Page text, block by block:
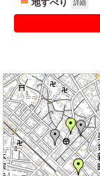
地すべり 詳細